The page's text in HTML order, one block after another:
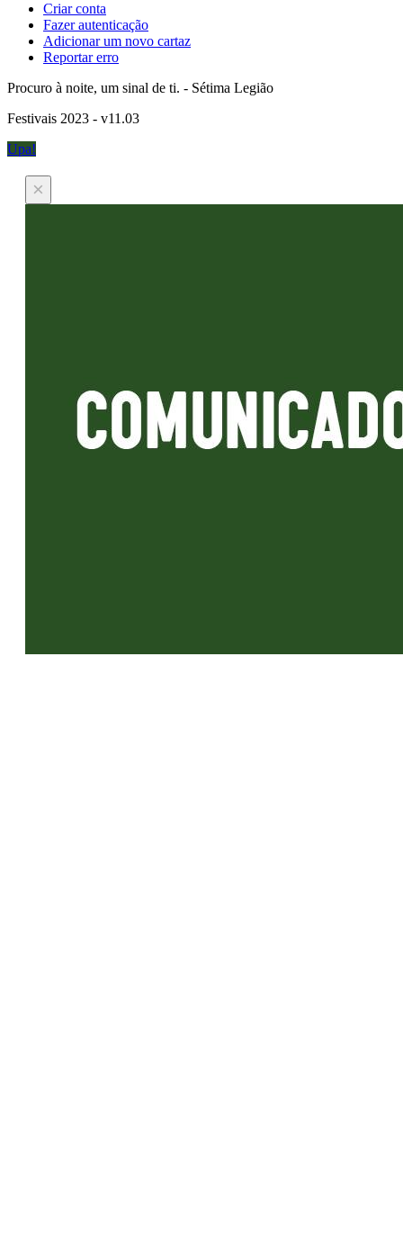
Criar conta
Fazer autenticação
Adicionar um novo cartaz
Reportar erro
Procuro à noite, um sinal de ti. - Sétima Legião
Festivais 2023 - v11.03
Upa!
×